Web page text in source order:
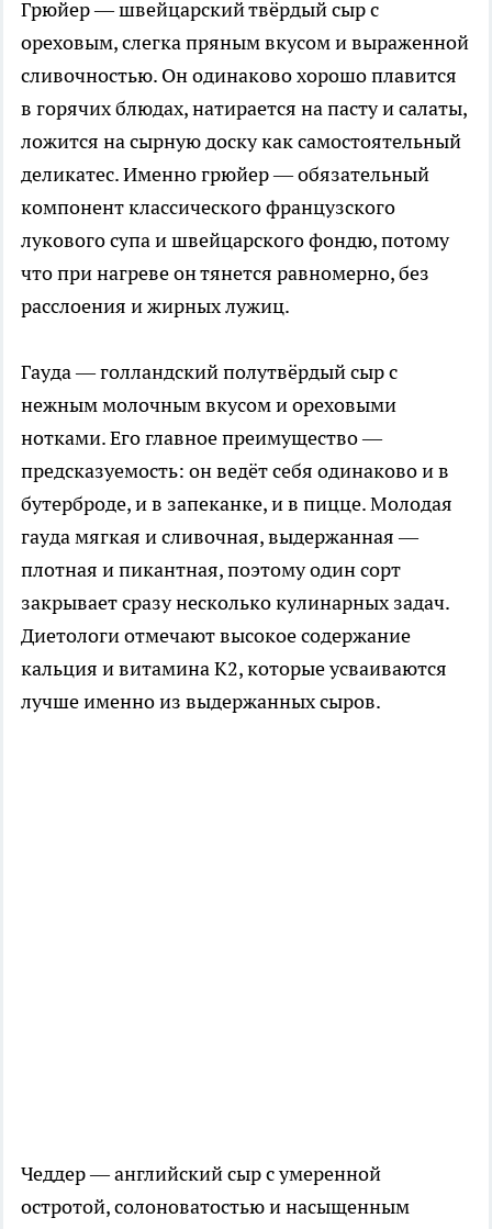
Грюйер — швейцарский твёрдый сыр с
ореховым, слегка пряным вкусом и выраженной
сливочностью. Он одинаково хорошо плавится
в горячих блюдах, натирается на пасту и салаты,
ложится на сырную доску как самостоятельный
деликатес. Именно грюйер — обязательный
компонент классического французского
лукового супа и швейцарского фондю, потому
что при нагреве он тянется равномерно, без
расслоения и жирных лужиц.
Гауда — голландский полутвёрдый сыр с
нежным молочным вкусом и ореховыми
нотками. Его главное преимущество —
предсказуемость: он ведёт себя одинаково и в
бутерброде, и в запеканке, и в пицце. Молодая
гауда мягкая и сливочная, выдержанная —
плотная и пикантная, поэтому один сорт
закрывает сразу несколько кулинарных задач.
Диетологи отмечают высокое содержание
кальция и витамина K2, которые усваиваются
лучше именно из выдержанных сыров.
Чеддер — английский сыр с умеренной
остротой, солоноватостью и насыщенным